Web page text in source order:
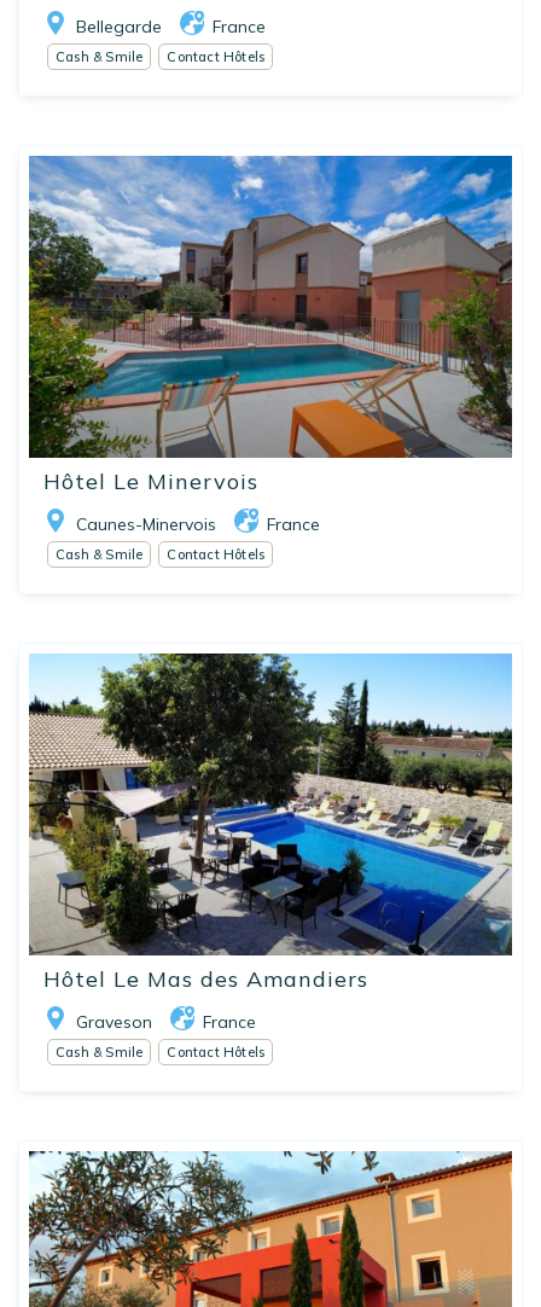
Bellegarde France
Cash & Smile Contact Hôtels
Hôtel Le Minervois
Caunes-Minervois France
Cash & Smile Contact Hôtels
Hôtel Le Mas des Amandiers
Graveson France
Cash & Smile Contact Hôtels